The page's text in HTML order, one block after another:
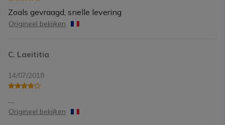
Zoals gevraagd, snelle levering
Origineel bekijken
C. Laeititia
14/07/2018
Origineel bekijken